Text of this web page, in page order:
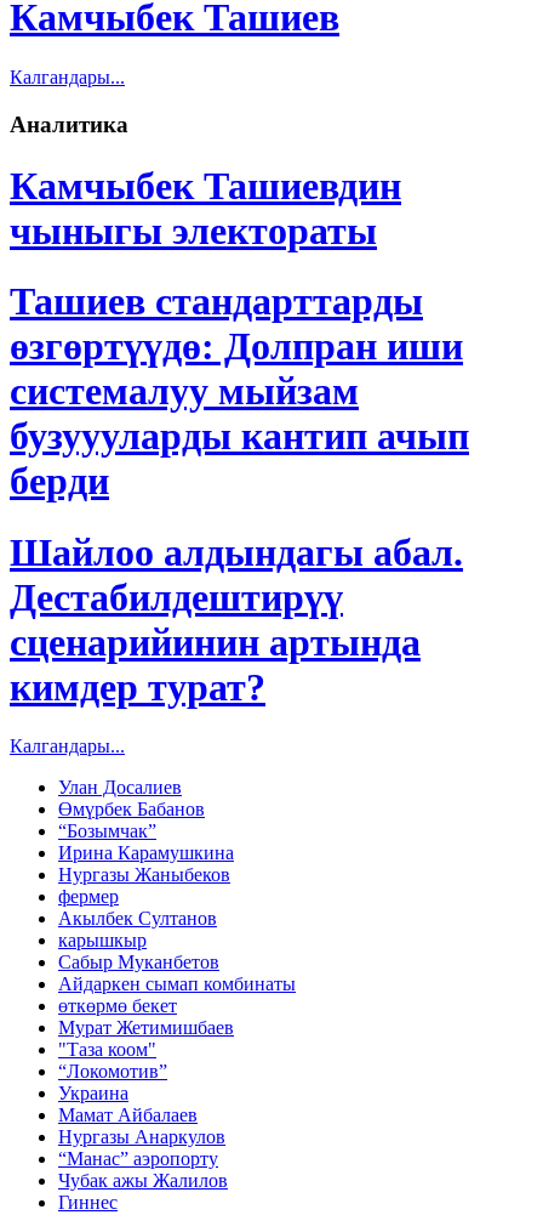
Камчыбек Ташиев
Калгандары...
Аналитика
Камчыбек Ташиевдин
чыныгы электораты
Ташиев стандарттарды
өзгөртүүдө: Долпран иши
системалуу мыйзам
бузуууларды кантип ачып
берди
Шайлоо алдындагы абал.
Дестабилдештирүү
сценарийинин артында
кимдер турат?
Калгандары...
Улан Досалиев
Өмүрбек Бабанов
“Бозымчак”
Ирина Карамушкина
Нургазы Жаныбеков
фермер
Акылбек Султанов
карышкыр
Сабыр Муканбетов
Айдаркен сымап комбинаты
өткөрмө бекет
Мурат Жетимишбаев
"Таза коом"
“Локомотив”
Украина
Мамат Айбалаев
Нургазы Анаркулов
“Манас” аэропорту
Чубак ажы Жалилов
Гиннес